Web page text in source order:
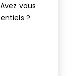
vous
?